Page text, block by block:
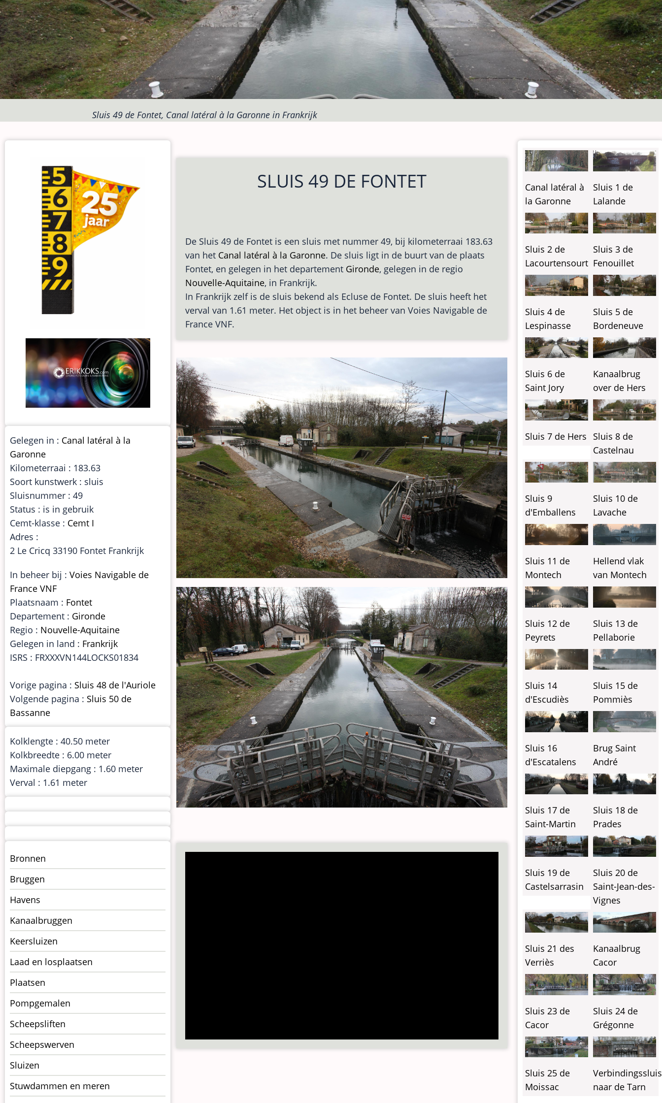
Sluis 49 de Fontet, Canal latéral à la Garonne in Frankrijk
SLUIS 49 DE FONTET
De Sluis 49 de Fontet is een sluis met nummer 49, bij kilometerraai 183.63
van het Canal latéral à la Garonne. De sluis ligt in de buurt van de plaats
Fontet, en gelegen in het departement Gironde, gelegen in de regio
Nouvelle-Aquitaine, in Frankrijk.
In Frankrijk zelf is de sluis bekend als Ecluse de Fontet. De sluis heeft het
verval van 1.61 meter. Het object is in het beheer van Voies Navigable de
France VNF.
Gelegen in : Canal latéral à la
Garonne
Kilometerraai : 183.63
Soort kunstwerk : sluis
Sluisnummer : 49
Status : is in gebruik
Cemt-klasse : Cemt I
Adres :
2 Le Cricq 33190 Fontet Frankrijk
In beheer bij : Voies Navigable de
France VNF
Plaatsnaam : Fontet
Departement : Gironde
Regio : Nouvelle-Aquitaine
Gelegen in land : Frankrijk
ISRS : FRXXXVN144LOCKS01834
Vorige pagina : Sluis 48 de l'Auriole
Volgende pagina : Sluis 50 de
Bassanne
Kolklengte : 40.50 meter
Kolkbreedte : 6.00 meter
Maximale diepgang : 1.60 meter
Verval : 1.61 meter
Menu
kunstwerken
op
kunstwerkpagina
Bronnen
Bruggen
Havens
Kanaalbruggen
Keersluizen
Laad en losplaatsen
Plaatsen
Pompgemalen
Scheepsliften
Scheepswerven
Sluizen
Stuwdammen en meren
Canal latéral à
la Garonne
Sluis 1 de
Lalande
Sluis 2 de
Lacourtensourt
Sluis 3 de
Fenouillet
Sluis 4 de
Lespinasse
Sluis 5 de
Bordeneuve
Sluis 6 de
Saint Jory
Kanaalbrug
over de Hers
Sluis 7 de Hers
Sluis 8 de
Castelnau
Sluis 9
d'Emballens
Sluis 10 de
Lavache
Sluis 11 de
Montech
Hellend vlak
van Montech
Sluis 12 de
Peyrets
Sluis 13 de
Pellaborie
Sluis 14
d'Escudiès
Sluis 15 de
Pommiès
Sluis 16
d'Escatalens
Brug Saint
André
Sluis 17 de
Saint-Martin
Sluis 18 de
Prades
Sluis 19 de
Castelsarrasin
Sluis 20 de
Saint-Jean-des-
Vignes
Sluis 21 des
Verriès
Kanaalbrug
Cacor
Sluis 23 de
Cacor
Sluis 24 de
Grégonne
Sluis 25 de
Moissac
Verbindingssluis
naar de Tarn